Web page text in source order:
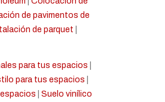
de pavimentos de
de parquet
para tus espacios
para tus espacios
Suelo vinílico